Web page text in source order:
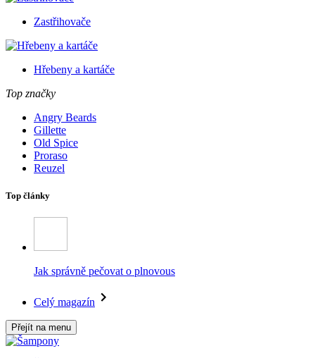
Zastřihovače
Hřebeny a kartáče
Top značky
Angry Beards
Gillette
Old Spice
Proraso
Reuzel
Top články
Jak správně pečovat o plnovous
Celý magazín
Přejít na menu